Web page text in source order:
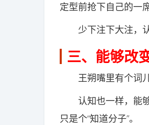
定型前抢下自己的一
少下注下大注，认
三、能够改
王朔嘴里有个词儿
认知也一样，能够
只是个“知道分子”。